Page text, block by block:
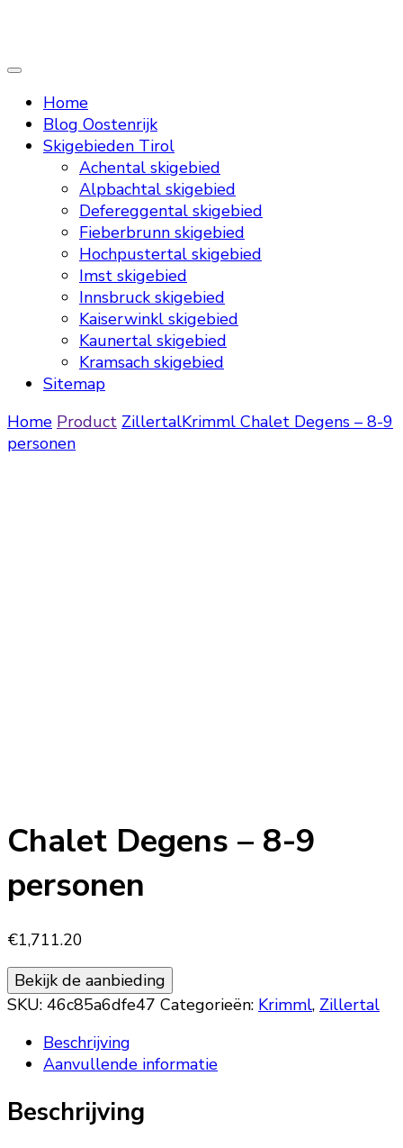
Home
Blog Oostenrijk
Skigebieden Tirol
Achental skigebied
Alpbachtal skigebied
Defereggental skigebied
Fieberbrunn skigebied
Hochpustertal skigebied
Imst skigebied
Innsbruck skigebied
Kaiserwinkl skigebied
Kaunertal skigebied
Kramsach skigebied
Sitemap
Home Product ZillertalKrimml Chalet Degens – 8-9
personen
Chalet Degens – 8-9
personen
€1,711.20
Bekijk de aanbieding
SKU: 46c85a6dfe47 Categorieën: Krimml, Zillertal
Beschrijving
Aanvullende informatie
Beschrijving